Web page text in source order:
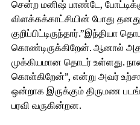
சென்ற மனிஷ் பாண்டே,
விளக்கக்காட்சியின் போது
குறிப்பிட்டிருந்தார்.”இந்தியா
கொண்டிருக்கிறேன். ஆனால்
முக்கியமான தொடர் உள்ளது.
கொள்கிறேன்”, என்று அவர்
ஒன்றாக இருக்கும் திருமண
பரவி வருகின்றன.